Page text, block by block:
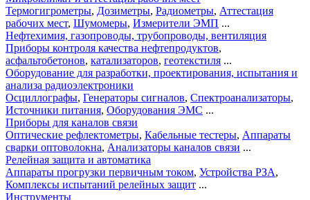
Термогигрометры, Дозиметры, Радиометры, Аттестация
рабочих мест, Шумомеры, Измерители ЭМП ...
Нефтехимия, газопроводы, трубопроводы, вентиляция
Приборы контроля качества нефтепродуктов,
асфальтобетонов, катализаторов, геотекстиля ...
Оборудование для разработки, проектирования, испытания и
анализа радиоэлектроники
Осциллографы, Генераторы сигналов, Спектроанализаторы,
Источники питания, Оборудования ЭМС ...
Приборы для каналов связи
Оптические рефлектометры, Кабельные тестеры, Аппараты
сварки оптоволокна, Анализаторы каналов связи ...
Релейная защита и автоматика
Аппараты прогрузки первичным током, Устройства РЗА,
Комплексы испытаний релейных защит ...
Инструменты